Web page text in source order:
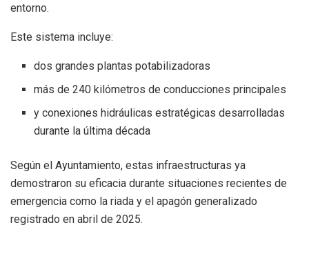
entorno.
Este sistema incluye:
dos grandes plantas potabilizadoras
más de 240 kilómetros de conducciones principales
y conexiones hidráulicas estratégicas desarrolladas
durante la última década
Según el Ayuntamiento, estas infraestructuras ya
demostraron su eficacia durante situaciones recientes de
emergencia como la riada y el apagón generalizado
registrado en abril de 2025.